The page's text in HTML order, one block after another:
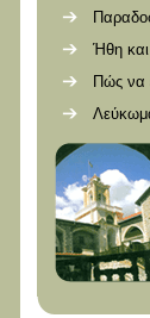
Ήθη
Πώς να